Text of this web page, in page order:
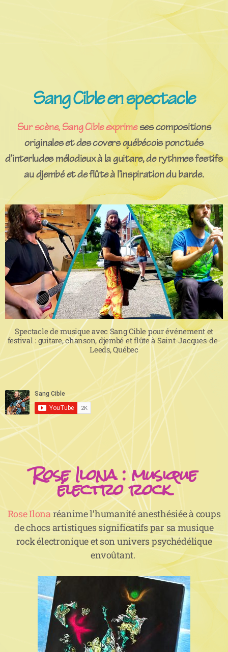
Sang Cible en spectacle
Sur scène, Sang Cible exprimesescompositions
originaleset des covers québécois ponctués
d’interludes mélodieux à la guitare, de rythmes festifs
au djembé et de flûteà l’inspiration du barde.
Spectacle de musique avec Sang Cible pour événement et
festival : guitare, chanson, djembé et flûte à Saint-Jacques-de-
Leeds, Québec
Rose Ilona : musique
électro rock
Rose Ilonaréanime l’humanité anesthésiée à coups
de chocs artistiques significatifs par sa musique
rock électronique et son univers psychédélique
envoûtant.